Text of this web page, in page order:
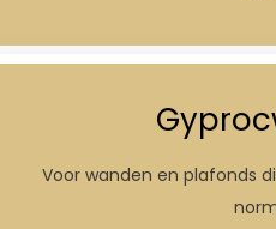
Voor wanden en plafonds